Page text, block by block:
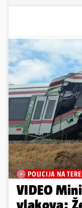
POLICIJA NA
VIDEO
vlakova: